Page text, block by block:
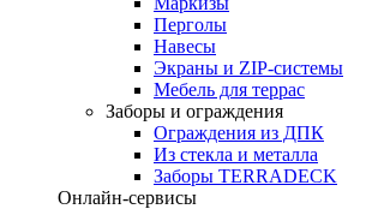
Перголы
Навесы
Экраны и ZIP-системы
Мебель для террас
Заборы и ограждения
Ограждения из ДПК
Из стекла и металла
Заборы TERRADECK
Онлайн-сервисы